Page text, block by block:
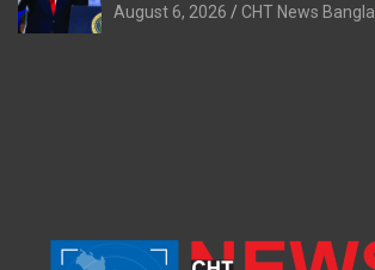
August 6, 2026 CHT News Bangla